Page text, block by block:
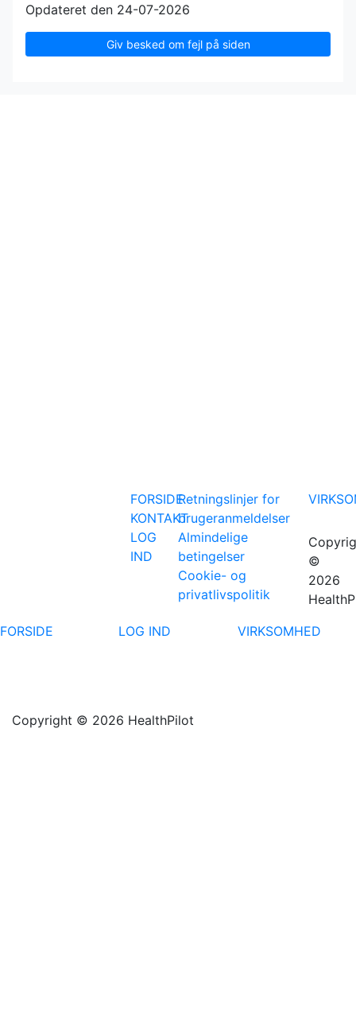
Opdateret den 24-07-2026
Giv besked om fejl på siden
FORSIDE
KONTAKT
LOG
IND
Retningslinjer for
brugeranmeldelser
Almindelige
betingelser
Cookie- og
privatlivspolitik
©
2026
FORSIDE
LOG IND VIRKSOMHED
Copyright © 2026 HealthPilot